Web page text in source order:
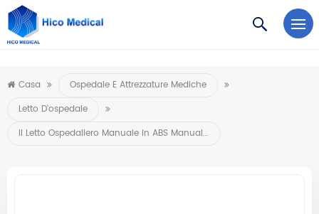
https://www.microsoft.com/en-us/microsoft-teams/log-in
Casa
Ospedale E Attrezzature Mediche
Letto D'ospedale
Il Letto Ospedaliero Manuale In ABS Manuale A Manovella Singola Più Venduto All'ingrosso Con Guardavia E Materasso Accetta Parti Opzionali OEM